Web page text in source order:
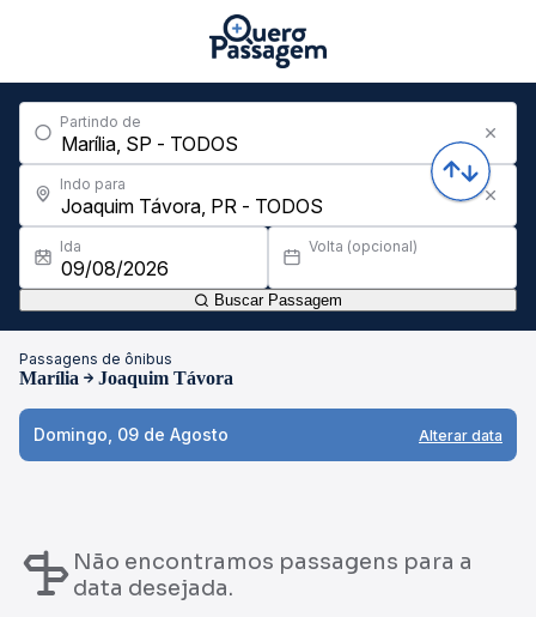
Partindo de
Indo para
Ida Volta (opcional)
Buscar Passagem
Passagens de ônibus
Marília Joaquim Távora
Domingo, 09 de Agosto Alterar data
Não encontramos passagens para a
data desejada.